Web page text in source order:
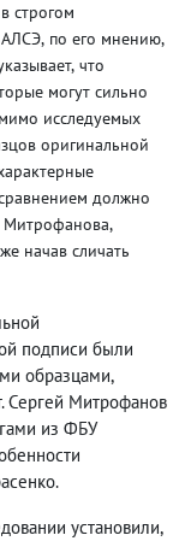
строгом
, по его мнению,
, что
могут сильно
исследуемых
оригинальной
должно
Митрофанова,
начав сличать
подписи были
образцами,
Сергей Митрофанов
из ФБУ
установили,